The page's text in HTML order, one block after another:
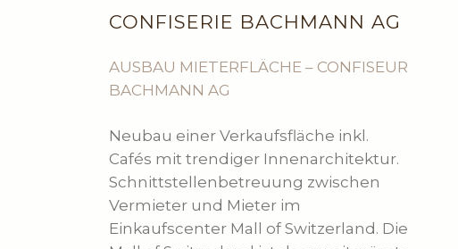
CONFISERIE BACHMANN AG
AUSBAU MIETERFLÄCHE – CONFISEUR
BACHMANN AG
Neubau einer Verkaufsfläche inkl.
Cafés mit trendiger Innenarchitektur.
Schnittstellenbetreuung zwischen
Vermieter und Mieter im
Einkaufscenter Mall of Switzerland. Die